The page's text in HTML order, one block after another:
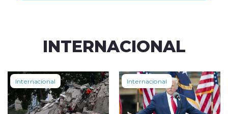
INTERNACIONAL
Internacional Internacional